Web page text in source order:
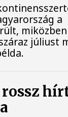
a
júliust